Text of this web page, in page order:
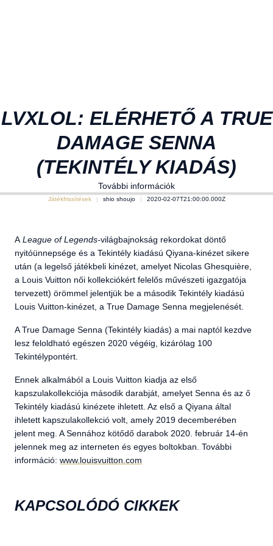
LVXLOL: ELÉRHETŐ A TRUE
DAMAGE SENNA
(TEKINTÉLY KIADÁS)
További információk
Játékfrissítések shio shoujo 2020-02-07T21:00:00.000Z
A League of Legends-világbajnokság rekordokat döntő
nyitóünnepsége és a Tekintély kiadású Qiyana-kinézet sikere
után (a legelső játékbeli kinézet, amelyet Nicolas Ghesquière,
a Louis Vuitton női kollekciókért felelős művészeti igazgatója
tervezett) örömmel jelentjük be a második Tekintély kiadású
Louis Vuitton-kinézet, a True Damage Senna megjelenését.
A True Damage Senna (Tekintély kiadás) a mai naptól kezdve
lesz feloldható egészen 2020 végéig, kizárólag 100
Tekintélypontért.
Ennek alkalmából a Louis Vuitton kiadja az első
kapszulakollekciója második darabját, amelyet Senna és az ő
Tekintély kiadású kinézete ihletett. Az első a Qiyana által
ihletett kapszulakollekció volt, amely 2019 decemberében
jelent meg. A Sennához kötődő darabok 2020. február 14-én
jelennek meg az interneten és egyes boltokban. További
információ: www.louisvuitton.com
KAPCSOLÓDÓ CIKKEK